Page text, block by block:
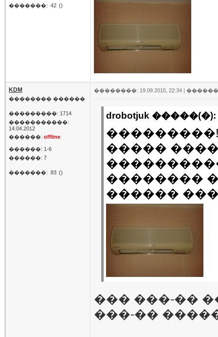
�������: 42 ()
KDM
�������� ������
���������: 1714
�����������:
14.04.2012
������: offline
������: 1-6
������: 7
�������: 83 ()
��������: 19.09.2015, 22:34 |
drobotjuk �����(�):
�����
��������
������
��� ���-��
���-��